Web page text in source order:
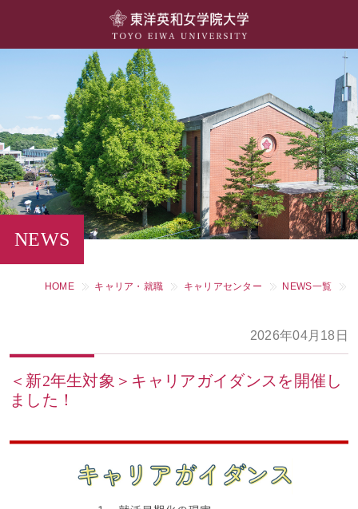
学部・学科
キャンパスライフ
留学・国際交流
キャリア・就職
お問い合わせ
NEWS
HOME キャリア・就職 キャリアセンター NEWS一覧
2026年04月18日
＜新2年生対象＞キャリアガイダンスを開催し
ました！